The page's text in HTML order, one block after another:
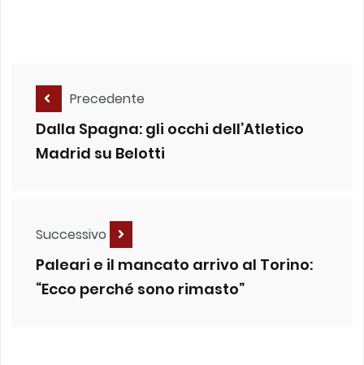
Precedente
Dalla Spagna: gli occhi dell’Atletico
Madrid su Belotti
Successivo
Paleari e il mancato arrivo al Torino:
“Ecco perché sono rimasto”